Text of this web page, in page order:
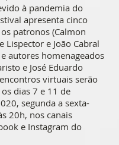
à pandemia do
apresenta cinco
patronos (Calmon
Lispector e João Cabral
autores homenageados
e José Eduardo
virtuais serão
dias 7 e 11 de
segunda a sexta-
20h, nos canais
e Instagram do